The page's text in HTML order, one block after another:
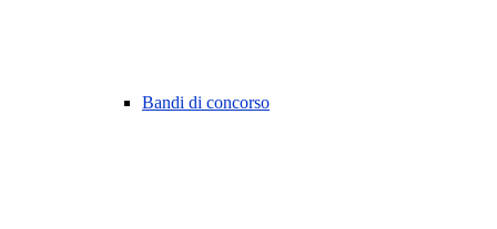
Bandi di concorso